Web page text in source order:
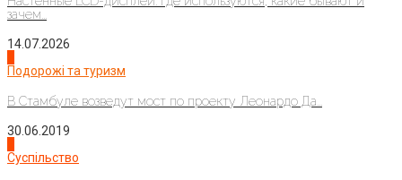
зачем...
14.07.2026
Подорожі та туризм
В Стамбуле возведут мост по проекту Леонардо Да...
30.06.2019
Суспільство